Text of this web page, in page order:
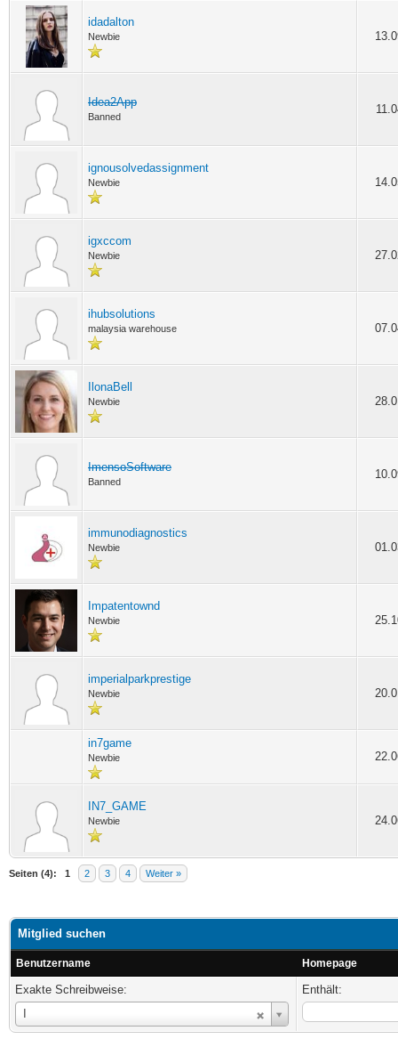
idadalton
Newbie
Idea2App
Banned
ignousolvedassignment
Newbie
igxccom
Newbie
ihubsolutions
malaysia warehouse
IlonaBell
Newbie
ImensoSoftware
Banned
immunodiagnostics
Newbie
Impatentownd
Newbie
imperialparkprestige
Newbie
in7game
Newbie
IN7_GAME
Newbie
Seiten (4): 1 2 3 4 Weiter »
Mitglied suchen
Benutzername Homepage
Exakte Schreibweise:
Benutzername
Enthält: